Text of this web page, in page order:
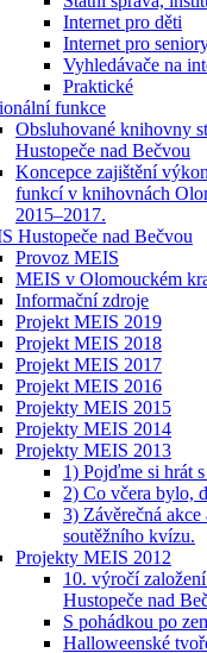
Internet pro děti
Internet pro
Vyhledávače na
Praktické
funkce
Obsluhované knihovny
Hustopeče nad Bečvou
Koncepce zajištění
funkcí v knihovnách
2015–2017.
Hustopeče nad Bečvou
Provoz MEIS
MEIS v Olomouckém
Informační zdroje
Projekt MEIS 2019
Projekt MEIS 2018
Projekt MEIS 2017
Projekt MEIS 2016
Projekty MEIS 2015
Projekty MEIS 2014
Projekty MEIS 2013
1) Pojďme si hrát
2) Co včera bylo,
3) Závěrečná
soutěžního kvízu.
Projekty MEIS 2012
10. výročí
Hustopeče nad
S pohádkou po
Halloweenské